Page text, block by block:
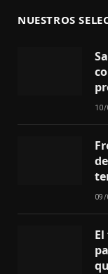
NUESTROS
10/
09/